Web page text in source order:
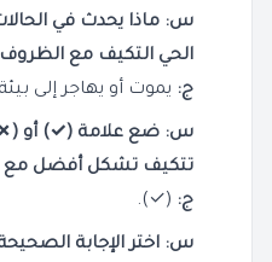
س: ماذا يحدث في
الحي التكيف مع
ج: يموت أو يهاجر إلى
س: ضع علامة (✓) أو (✗):
تتكيف تشكل أفضل مع
ج: (✓).
س: اختر الإجابة